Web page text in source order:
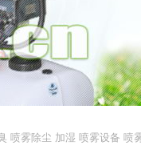
喷雾除尘 加湿 喷雾设备 喷